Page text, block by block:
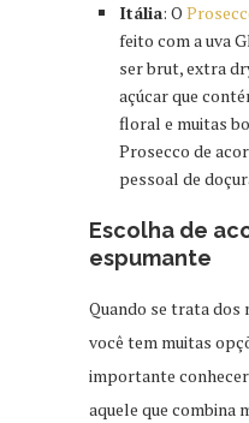
Itália: O
feito com a uva
ser brut, extra
açúcar que
floral e muitas
Prosecco de
pessoal de
Escolha de
espumante
Quando se trata dos
você tem muitas
importante
aquele que combina